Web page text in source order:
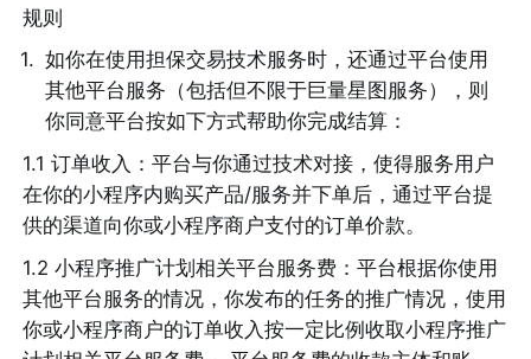
规则
1. 如你在使用担保交易技术服务时，还通过平台使用
其他平台服务（包括但不限于巨量星图服务），则
你同意平台按如下方式帮助你完成结算：
1.1 订单收入：平台与你通过技术对接，使得服务用户
在你的小程序内购买产品/服务并下单后，通过平台提
供的渠道向你或小程序商户支付的订单价款。
1.2 小程序推广计划相关平台服务费：平台根据你使用
其他平台服务的情况，你发布的任务的推广情况，使用
你或小程序商户的订单收入按一定比例收取小程序推广